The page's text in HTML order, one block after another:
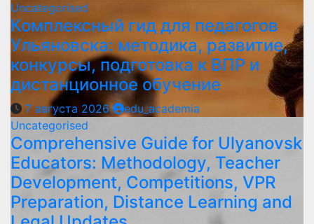
Uncategorised
Комплексный гид для педагогов
Ульяновска: методика, развитие,
конкурсы, подготовка к ВПР и
дистанционное обучение
7 августа 2026
edu_academia
Uncategorised
Comprehensive Guide for Ulyanovsk
Educators: Methodology, Teacher
Development, Competitions, VPR
Preparation, Distance Learning and